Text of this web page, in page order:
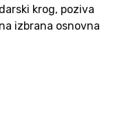
krog, poziva
izbrana osnovna